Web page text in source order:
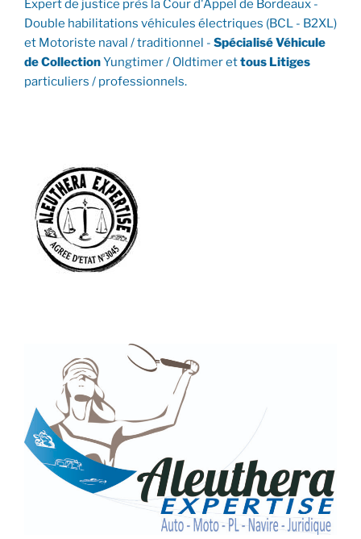
Expert de justice près la Cour d'Appel de Bordeaux -
Double habilitations véhicules électriques (BCL - B2XL)
et Motoriste naval / traditionnel - Spécialisé Véhicule
de CollectionYungtimer / Oldtimer ettous Litiges
particuliers / professionnels.